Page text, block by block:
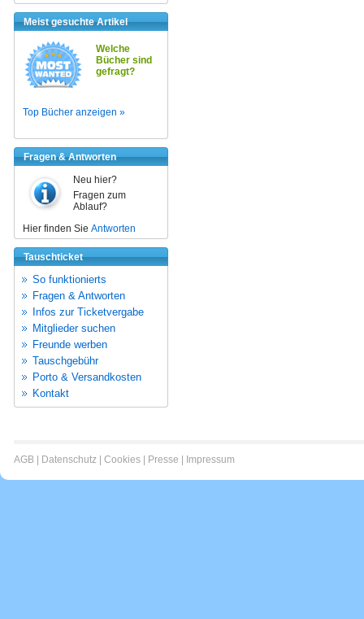
Meist gesuchte Artikel
Welche
Bücher sind
gefragt?
Top Bücher anzeigen »
Fragen & Antworten
Neu hier?
Fragen zum
Ablauf?
Hier finden Sie Antworten
Tauschticket
So funktionierts
Fragen & Antworten
Infos zur Ticketvergabe
Mitglieder suchen
Freunde werben
Tauschgebühr
Porto & Versandkosten
Kontakt
AGB Datenschutz Cookies Presse Impressum